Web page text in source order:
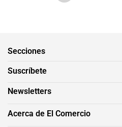
Secciones
Suscríbete
Newsletters
Acerca de El Comercio